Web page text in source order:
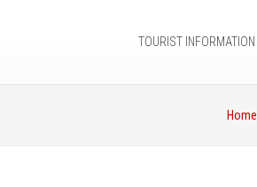
TOURIST INFORMATION
Home